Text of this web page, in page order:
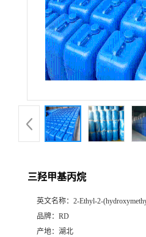
三羟甲基丙烷
英文名称： 2-Ethyl-2-
品牌： RD
产地： 湖北